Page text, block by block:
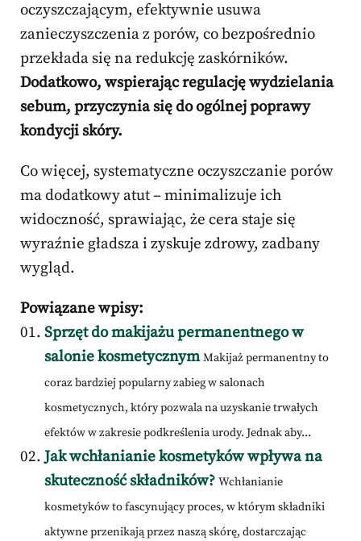
oczyszczającym, efektywnie usuwa
zanieczyszczenia z porów, co bezpośrednio
przekłada się na redukcję zaskórników.
Dodatkowo, wspierając regulację wydzielania
sebum, przyczynia się do ogólnej poprawy
kondycji skóry.
Co więcej, systematyczne oczyszczanie porów
ma dodatkowy atut – minimalizuje ich
widoczność, sprawiając, że cera staje się
wyraźnie gładsza i zyskuje zdrowy, zadbany
wygląd.
Powiązane wpisy:
Sprzęt do makijażu permanentnego w
salonie kosmetycznym Makijaż permanentny to
coraz bardziej popularny zabieg w salonach
kosmetycznych, który pozwala na uzyskanie trwałych
efektów w zakresie podkreślenia urody. Jednak aby...
Jak wchłanianie kosmetyków wpływa na
skuteczność składników? Wchłanianie
kosmetyków to fascynujący proces, w którym składniki
aktywne przenikają przez naszą skórę, dostarczając